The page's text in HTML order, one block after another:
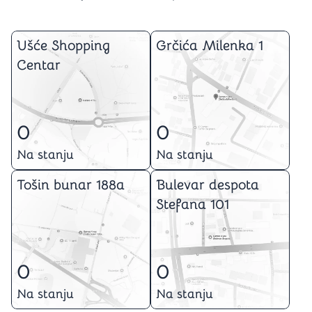
Ušće Shopping
Centar
0
Na stanju
Grčića Milenka 1
0
Na stanju
Tošin bunar 188a
0
Na stanju
Bulevar despota
Stefana 101
0
Na stanju